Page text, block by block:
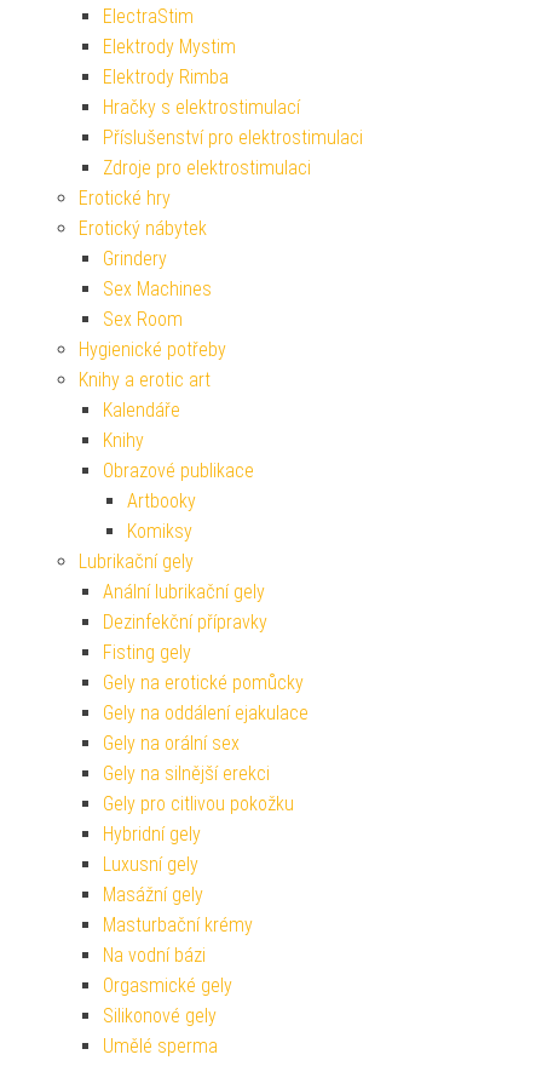
ElectraStim
Elektrody Mystim
Elektrody Rimba
Hračky s elektrostimulací
Příslušenství pro elektrostimulaci
Zdroje pro elektrostimulaci
Erotické hry
Erotický nábytek
Grindery
Sex Machines
Sex Room
Hygienické potřeby
Knihy a erotic art
Kalendáře
Knihy
Obrazové publikace
Artbooky
Komiksy
Lubrikační gely
Anální lubrikační gely
Dezinfekční přípravky
Fisting gely
Gely na erotické pomůcky
Gely na oddálení ejakulace
Gely na orální sex
Gely na silnější erekci
Gely pro citlivou pokožku
Hybridní gely
Luxusní gely
Masážní gely
Masturbační krémy
Na vodní bázi
Orgasmické gely
Silikonové gely
Umělé sperma